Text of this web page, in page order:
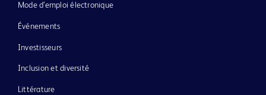
Mode d’emploi électronique
Événements
Investisseurs
Inclusion et diversité
Littérature